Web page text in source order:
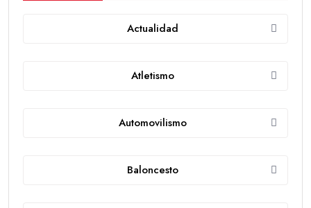
Actualidad
Atletismo
Automovilismo
Baloncesto